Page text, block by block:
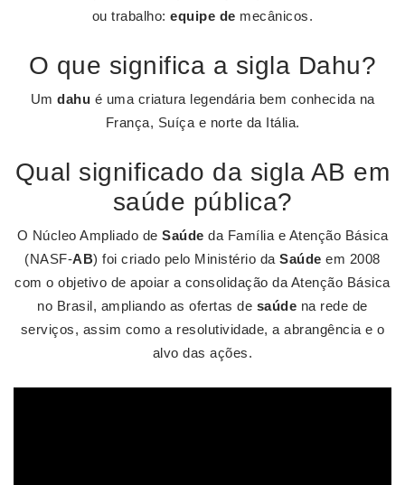
ou trabalho:equipe de mecânicos.
O que significa a sigla Dahu?
Um dahu é uma criatura legendária bem conhecida na
França, Suíça e norte da Itália.
Qual significado da sigla AB em
saúde pública?
O Núcleo Ampliado de Saúde da Família e Atenção Básica
(NASF-AB) foi criado pelo Ministério daSaúde em 2008
com o objetivo de apoiar a consolidação da Atenção Básica
no Brasil, ampliando as ofertas de saúde na rede de
serviços, assim como a resolutividade, a abrangência e o
alvo das ações.